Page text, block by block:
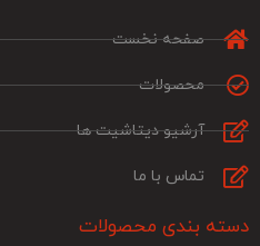
صفحه نخست
محصولات
آرشیو دیتاشیت ها
تماس با ما
دسته بندی محصولات